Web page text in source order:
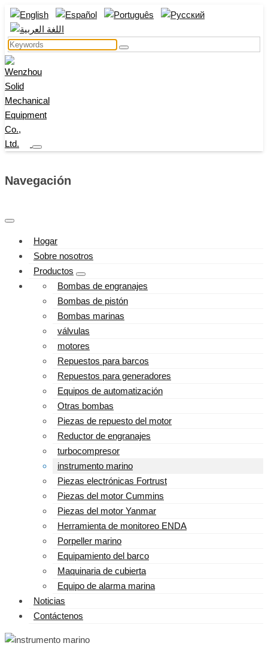
Navegación
Hogar
Sobre nosotros
Productos
Bombas de engranajes
Bombas de pistón
Bombas marinas
válvulas
motores
Repuestos para barcos
Repuestos para generadores
Equipos de automatización
Otras bombas
Piezas de repuesto del motor
Reductor de engranajes
turbocompresor
instrumento marino
Piezas electrónicas Fortrust
Piezas del motor Cummins
Piezas del motor Yanmar
Herramienta de monitoreo ENDA
Porpeller marino
Equipamiento del barco
Maquinaria de cubierta
Equipo de alarma marina
Noticias
Contáctenos